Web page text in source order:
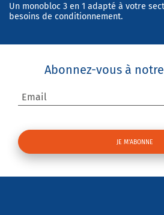
Un monobloc 3 en 1 adapté à votre
besoins de conditionnement.
Abonnez-vous à
Email